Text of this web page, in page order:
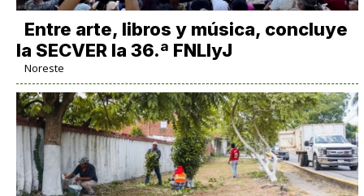
Entre arte, libros y música, concluye
la SECVER la 36.ª FNLIyJ
Noreste